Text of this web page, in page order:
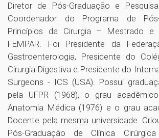
Diretor de Pós-Graduação e
Coordenador do Programa de
Princípios da Cirurgia – Mestrado
FEMPAR. Foi Presidente da
Gastroenterologia, Presidente do
Cirurgia Digestiva e Presidente do
Surgeons - ICS (USA). Possui
pela UFPR (1968), o grau
Anatomia Médica (1976) e o grau
Docente pela mesma universidade.
Pós-Graduação de Clínica